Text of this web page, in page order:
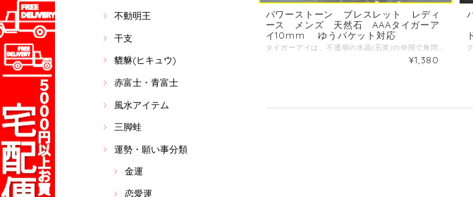
不動明王
干支
貔貅(ヒキュウ)
赤富士・青富士
風水アイテム
三脚蛙
運勢・願い事分類
金運
恋愛運
パワーストーン ブレスレット レディ
ース メンズ 天然石 AAAタイガーア
イ10mm ゆうパケット対応
タイガーアイは、不透明の水晶(石英)の仲間で角閃石の一種であるクロシドライトに、 石英が染み込んで硬化し、中に含まれる鉄分が酸化して茶褐色になったものです。 その繊維状の組織により、光の反射によって虎の目に見えることから名づけられ古くから、 「第三の目」「天の瞳」と呼ばれ「全てを見通す心の目」と信じられてきました。 また、その目の光は、虎の強力な眼光で力と財力の象徴や魔除けのお守りとして 世界中で珍重されてきました。 虎の眼力と行動力から金運・仕事運アップの代表的な石でしょう。 石言葉；洞察力 サイズ：内周約16cm 17.5cm 19cm 珠のサイズ：タイガーアイ10mm ＊お手入れと注意；塩の成分によっては、色に影響することもあるので汗に注意。 ※商品は光源・カメラ・モニター画面の設定により実物と色が若干異なる場合がございます。 ※商品の特性上サイズや色、模様は一粒一粒微妙に違っており、 またサイズによっても画像の球数と異なる場合がございますので何卒ご了承ください。
¥1,380